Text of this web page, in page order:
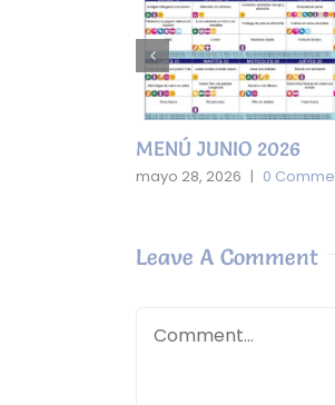
MENÚ JUNIO 2026
mayo 28, 2026 | 0
Leave A Comment